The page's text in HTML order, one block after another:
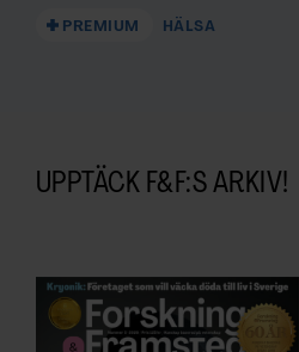
PREMIUM HÄLSA
UPPTÄCK F&F:S ARKIV!